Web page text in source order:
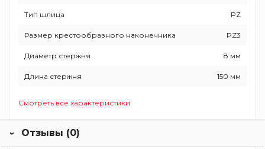
Тип шлица PZ
Размер крестообразного наконечника PZ3
Диаметр стержня 8 мм
Длина стержня 150 мм
Смотреть все характеристики
Отзывы (0)